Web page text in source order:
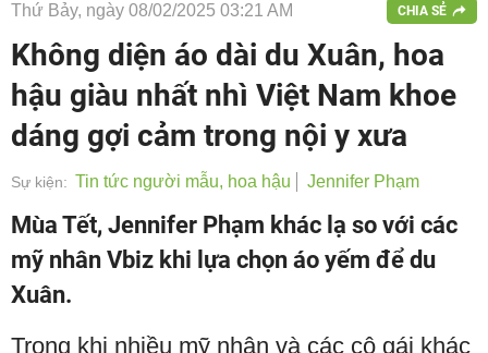
Thứ Bảy, ngày 08/02/2025 03:21 AM CHIA SẺ
Không diện áo dài du Xuân, hoa
hậu giàu nhất nhì Việt Nam khoe
dáng gợi cảm trong nội y xưa
Sự kiện: Tin tức người mẫu, hoa hậu Jennifer Phạm
Mùa Tết, Jennifer Phạm khác lạ so với các
mỹ nhân Vbiz khi lựa chọn áo yếm để du
Xuân.
Trong khi nhiều mỹ nhân và các cô gái khác